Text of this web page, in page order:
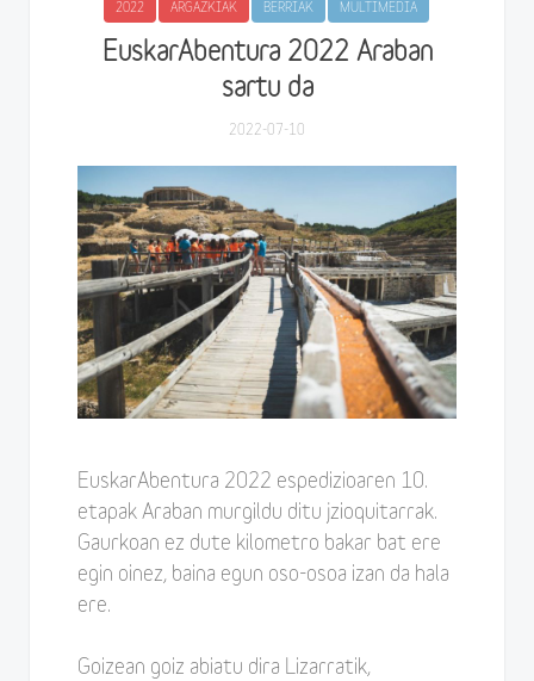
2022 ARGAZKIAK BERRIAK MULTIMEDIA
EuskarAbentura 2022 Araban
sartu da
2022-07-10
EuskarAbentura 2022 espedizioaren 10.
etapak Araban murgildu ditu jzioquitarrak.
Gaurkoan ez dute kilometro bakar bat ere
egin oinez, baina egun oso-osoa izan da hala
ere.
Goizean goiz abiatu dira Lizarratik,